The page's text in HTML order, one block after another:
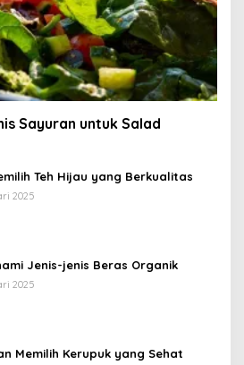
Sayuran untuk Salad
Teh Hijau yang Berkualitas
2025
Jenis-jenis Beras Organik
2025
Memilih Kerupuk yang Sehat